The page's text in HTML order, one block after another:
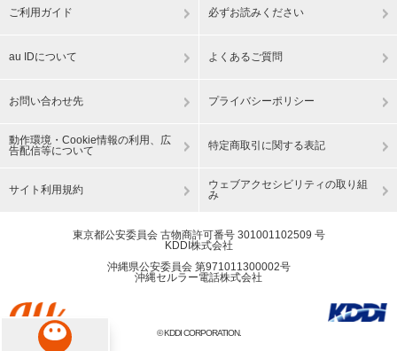
ご利用ガイド 必ずお読みください
au IDについて よくあるご質問
お問い合わせ先 プライバシーポリシー
動作環境・Cookie情報の利用、広
告配信等について
特定商取引に関する表記
サイト利用規約
ウェブアクセシビリティの取り組
み
東京都公安委員会 古物商許可番号 301001102509 号
KDDI株式会社
沖縄県公安委員会 第971011300002号
沖縄セルラー電話株式会社
© KDDI CORPORATION.